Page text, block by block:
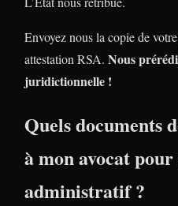
Envoyez nous la copie de
attestation RSA. Nous
juridictionnelle !
Quels documents
à mon avocat
administratif ?